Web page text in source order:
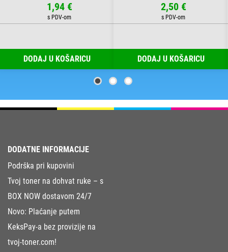
1,94 €
DODAJ U KOŠARICU
2,50 €
DODAJ U KOŠARICU
DODATNE INFORMACIJE
Podrška pri kupovini
Tvoj toner na dohvat ruke – s
BOX NOW dostavom 24/7
Novo: Plaćanje putem
KeksPay-a bez provizije na
tvoj-toner.com!